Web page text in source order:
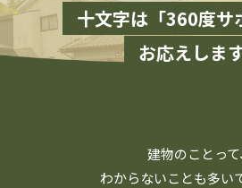
十文字は「360度サ
お応えします
建物のことって
わからないことも多い